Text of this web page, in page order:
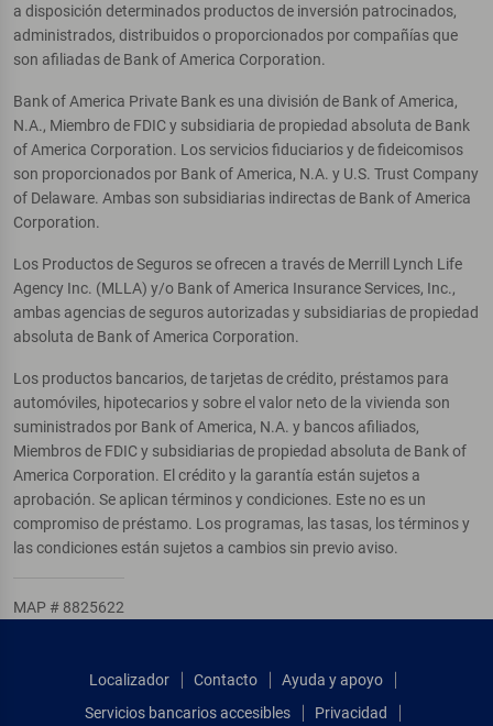
a disposición determinados productos de inversión patrocinados,
administrados, distribuidos o proporcionados por compañías que
son afiliadas de Bank of America Corporation.
Bank of America Private Bank es una división de Bank of America,
N.A., Miembro de FDIC y subsidiaria de propiedad absoluta de Bank
of America Corporation. Los servicios fiduciarios y de fideicomisos
son proporcionados por Bank of America, N.A. y U.S. Trust Company
of Delaware. Ambas son subsidiarias indirectas de Bank of America
Corporation.
Los Productos de Seguros se ofrecen a través de Merrill Lynch Life
Agency Inc. (MLLA) y/o Bank of America Insurance Services, Inc.,
ambas agencias de seguros autorizadas y subsidiarias de propiedad
absoluta de Bank of America Corporation.
Los productos bancarios, de tarjetas de crédito, préstamos para
automóviles, hipotecarios y sobre el valor neto de la vivienda son
suministrados por Bank of America, N.A. y bancos afiliados,
Miembros de FDIC y subsidiarias de propiedad absoluta de Bank of
America Corporation. El crédito y la garantía están sujetos a
aprobación. Se aplican términos y condiciones. Este no es un
compromiso de préstamo. Los programas, las tasas, los términos y
las condiciones están sujetos a cambios sin previo aviso.
MAP # 8825622
Localizador Contacto
Ayuda y apoyo
Servicios bancarios accesibles
Privacidad